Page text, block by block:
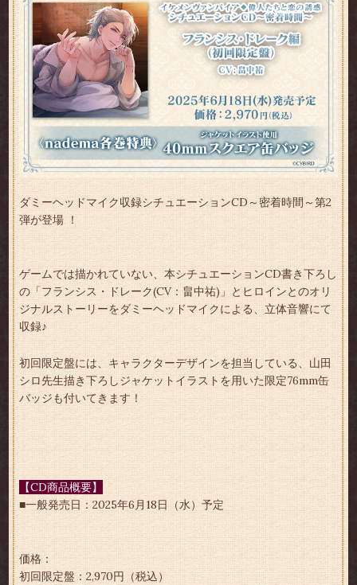
ダミーヘッドマイク収録シチュエーションCD～密着時間～第2
弾が登場 ！
ゲームでは描かれていない、本シチュエーションCD書き下ろし
の「フランシス・ドレーク(CV：畠中祐)」とヒロインとのオリ
ジナルストーリーをダミーヘッドマイクによる、立体音響にて
収録♪
初回限定盤には、キャラクターデザインを担当している、山田
シロ先生描き下ろしジャケットイラストを用いた限定76mm缶
バッジも付いてきます！
【CD商品概要】
■一般発売日：2025年6月18日（水）予定
価格：
初回限定盤：2,970円（税込）